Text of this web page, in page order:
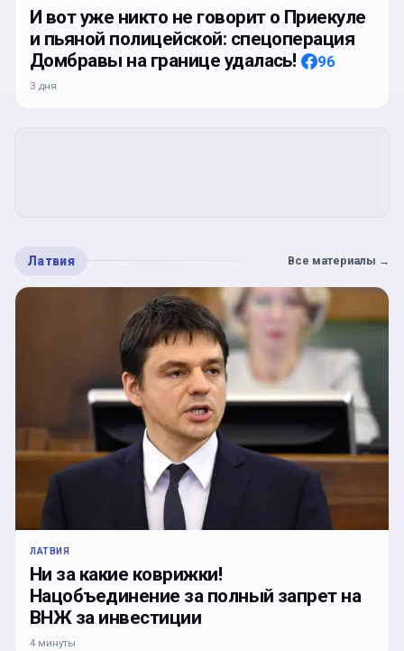
И вот уже никто не говорит о Приекуле
и пьяной полицейской: спецоперация
Домбравы на границе удалась!
96
3 дня
Латвия Все материалы →
ЛАТВИЯ
Ни за какие коврижки!
Нацобъединение за полный запрет на
ВНЖ за инвестиции
4 минуты